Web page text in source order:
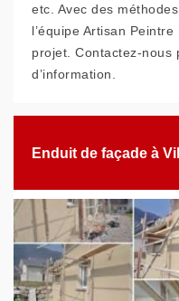
etc. Avec des
l’équipe Artisan
projet. Contactez-nous
d’information.
Enduit de façade à